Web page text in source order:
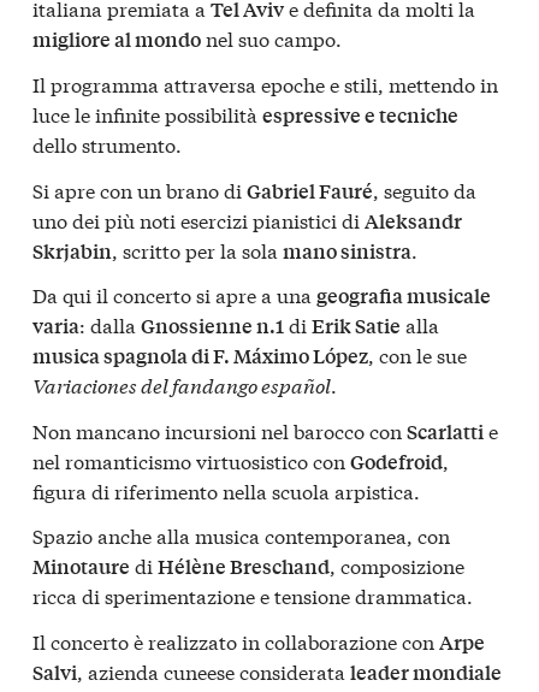
italiana premiata a Tel Avive definita da molti la
migliore al mondonel suo campo.
Il programma attraversa epoche e stili, mettendo in
luce le infinite possibilità espressive e tecniche
dello strumento.
Si apre con un brano di Gabriel Fauré, seguito da
uno dei più noti esercizi pianistici di Aleksandr
Skrjabin, scritto per la sola mano sinistra.
Da qui il concerto si apre a una geografia musicale
varia: dalla Gnossienne n.1di Erik Satie alla
musica spagnola di F. Máximo López, con le sue
Variaciones del fandango español.
Non mancano incursioni nel barocco con Scarlattie
nel romanticismo virtuosistico con Godefroid,
figura di riferimento nella scuola arpistica.
Spazio anche alla musica contemporanea, con
Minotaure di Hélène Breschand, composizione
ricca di sperimentazione e tensione drammatica.
Il concerto è realizzato in collaborazione con Arpe
Salvi, azienda cuneese considerata leader mondiale